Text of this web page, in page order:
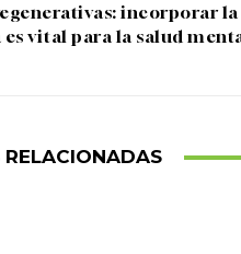
incorporar
es vital para la salud